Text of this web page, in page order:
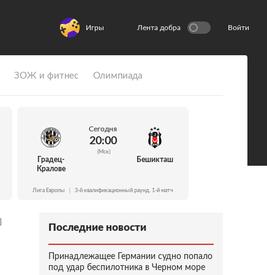
Игры Лента добра Войти
ЗОЖ и фитнес Олимпиада
Градец-
Кралове
Сегодня
20:00
(Мск)
Бешикташ
Лига Европы 3-й квалификационный раунд. 1-й матч
Последние новости
Принадлежащее Германии судно попало
под удар беспилотника в Черном море